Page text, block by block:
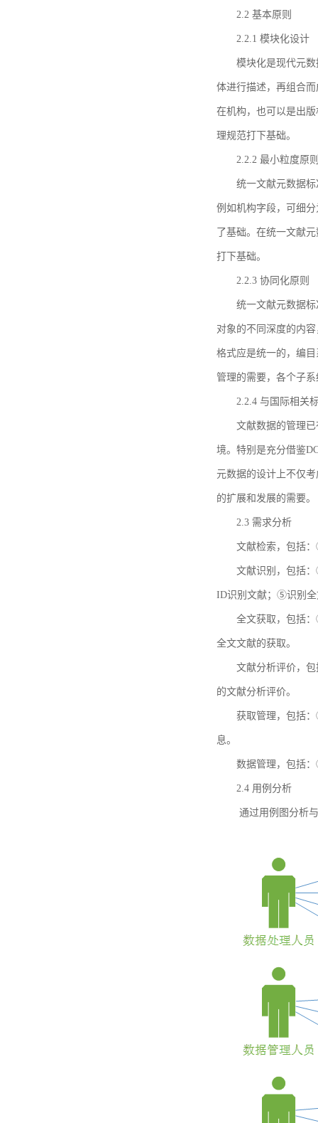
2.2 基本原则
2.2.1 模块化设计
模块化是现代元
体进行描述，再组合
在机构，也可以是出
理规范打下基础。
2.2.2 最小粒度原
统一文献元数据
例如机构字段，可细
了基础。在统一文献
打下基础。
2.2.3 协同化原则
统一文献元数据
对象的不同深度的内
格式应是统一的，编
管理的需要，各个子
2.2.4 与国际相关
文献数据的管理
境。特别是充分借鉴
元数据的设计上不仅
的扩展和发展的需要。
2.3 需求分析
文献检索，包括
文献识别，包括
ID识别文献；⑤识别全
全文获取，包括
全文文献的获取。
文献分析评价，
的文献分析评价。
获取管理，包括
息。
数据管理，包括
2.4 用例分析
通过用例图分析